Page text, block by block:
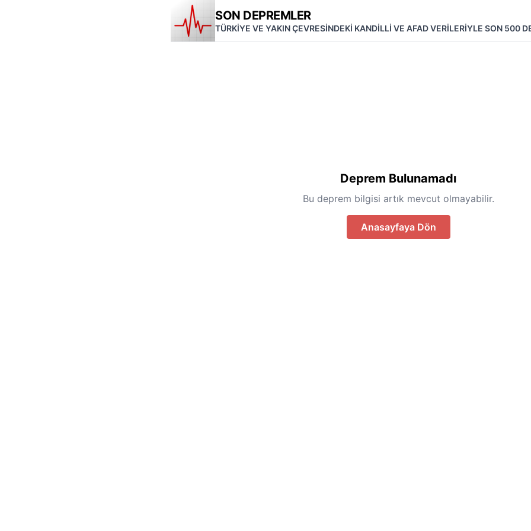
SON DEPREMLER
TÜRKİYE VE YAKIN ÇEVRESİNDEKİ KANDİLLİ VE AFAD VERİLERİYLE SON 500
Deprem Bulunamadı
Bu deprem bilgisi artık mevcut olmayabilir.
Anasayfaya Dön